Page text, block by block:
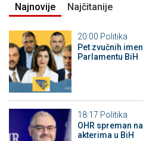
Najnovije Najčitanije
20:00 Politika
Pet zvučnih
Parlamentu BiH
18:17 Politika
OHR spreman
akterima u BiH